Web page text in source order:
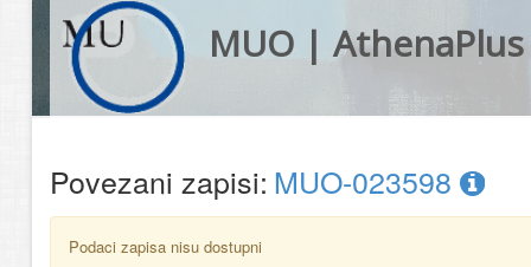
MUO | AthenaPlus
Povezani zapisi: MUO-023598
Podaci zapisa nisu dostupni